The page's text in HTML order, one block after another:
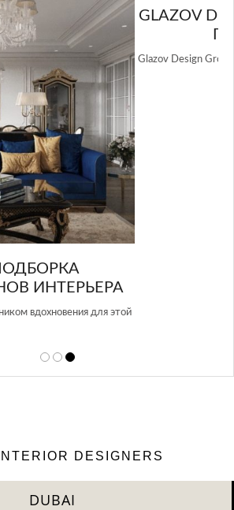
GROUP – УНИКАЛЬНЫЙ
К ДИЗАЙНУ
это одна из лучших студий дизайна интерьера
DESIGNERS
DUBAI